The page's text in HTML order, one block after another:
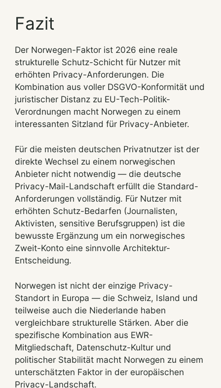
Fazit
Der Norwegen-Faktor ist 2026 eine reale
strukturelle Schutz-Schicht für Nutzer mit
erhöhten Privacy-Anforderungen. Die
Kombination aus voller DSGVO-Konformität und
juristischer Distanz zu EU-Tech-Politik-
Verordnungen macht Norwegen zu einem
interessanten Sitzland für Privacy-Anbieter.
Für die meisten deutschen Privatnutzer ist der
direkte Wechsel zu einem norwegischen
Anbieter nicht notwendig — die deutsche
Privacy-Mail-Landschaft erfüllt die Standard-
Anforderungen vollständig. Für Nutzer mit
erhöhten Schutz-Bedarfen (Journalisten,
Aktivisten, sensitive Berufsgruppen) ist die
bewusste Ergänzung um ein norwegisches
Zweit-Konto eine sinnvolle Architektur-
Entscheidung.
Norwegen ist nicht der einzige Privacy-
Standort in Europa — die Schweiz, Island und
teilweise auch die Niederlande haben
vergleichbare strukturelle Stärken. Aber die
spezifische Kombination aus EWR-
Mitgliedschaft, Datenschutz-Kultur und
politischer Stabilität macht Norwegen zu einem
unterschätzten Faktor in der europäischen
Privacy-Landschaft.